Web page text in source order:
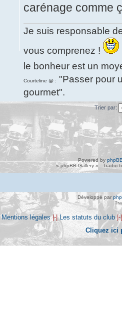
carénage comme
Je suis responsable
vous comprenez !
le bonheur est un
Courteline @ : "Passer pour
gourmet".
Trier par:
Powered by
« phpBB Gallery » -
Développé par
|Mentions légales|-|Les statuts du club
Cliquez ici